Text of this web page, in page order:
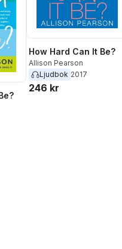
How Hard Can It Be?
Allison Pearson
Ljudbok 2017
246 kr